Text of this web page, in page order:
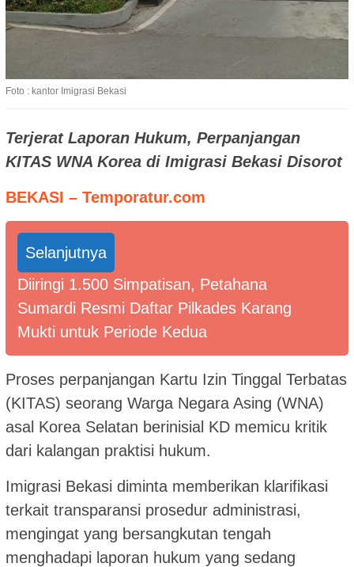
Foto : kantor Imigrasi Bekasi
Terjerat Laporan Hukum, Perpanjangan
KITAS WNA Korea di Imigrasi Bekasi Disorot
BEKASI – Temporatur.com
Selanjutnya
Diiringi 1.500 Simpatisan, Petahana
Sumardi Resmi Daftar Pilkades Karang
Mukti untuk Periode Kedua
Proses perpanjangan Kartu Izin Tinggal Terbatas
(KITAS) seorang Warga Negara Asing (WNA)
asal Korea Selatan berinisial KD memicu kritik
dari kalangan praktisi hukum.
Imigrasi Bekasi diminta memberikan klarifikasi
terkait transparansi prosedur administrasi,
mengingat yang bersangkutan tengah
menghadapi laporan hukum yang sedang